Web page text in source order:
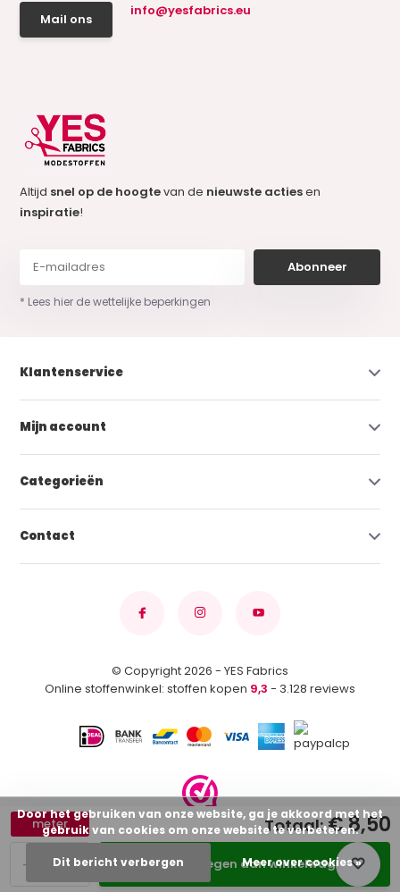
+
-
meter
Toevoegen aan winkelwagen
Totaal:€ 8,50
Mail ons
info@yesfabrics.eu
Altijd snel op de hoogtevan de nieuwste actiesen
inspiratie!
Abonneer
* Lees hier de wettelijke beperkingen
Klantenservice
Mijn account
Categorieën
Contact
© Copyright 2026 - YES Fabrics
Online stoffenwinkel: stoffen kopen 9,3 - 3.128 reviews
Door het gebruiken van onze website, ga je akkoord met het
gebruik van cookies om onze website te verbeteren.
Dit bericht verbergen Meer over cookies »